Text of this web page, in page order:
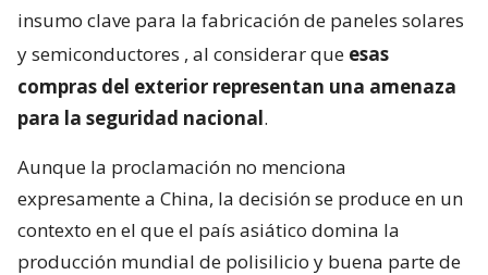
insumo clave para la fabricación de paneles solares
y semiconductores , al considerar que esas
compras del exterior representan una amenaza
para la seguridad nacional.
Aunque la proclamación no menciona
expresamente a China, la decisión se produce en un
contexto en el que el país asiático domina la
producción mundial de polisilicio y buena parte de